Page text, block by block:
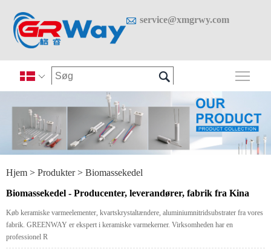
 service@xmgrwy.com
 
Hjem > Produkter > Biomassekedel
Biomassekedel - Producenter, leverandører, fabrik fra Kina
Køb keramiske varmeelementer, kvartskrystaltændere, aluminiumnitridsubstrater fra vores
fabrik. GREENWAY er ekspert i keramiske varmekerner. Virksomheden har en
professionel R